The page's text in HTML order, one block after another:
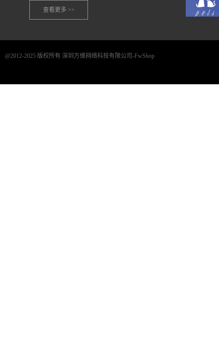
查看更多 >>
@2012-2025 版权所有 深圳方维网络科技有限公司-FwShop